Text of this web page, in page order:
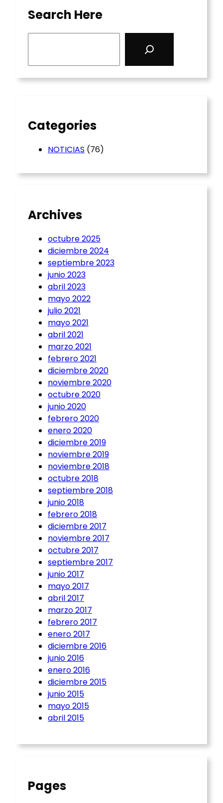
Search Here
Categories
NOTICIAS (76)
Archives
octubre 2025
diciembre 2024
septiembre 2023
junio 2023
abril 2023
mayo 2022
julio 2021
mayo 2021
abril 2021
marzo 2021
febrero 2021
diciembre 2020
noviembre 2020
octubre 2020
junio 2020
febrero 2020
enero 2020
diciembre 2019
noviembre 2019
noviembre 2018
octubre 2018
septiembre 2018
junio 2018
febrero 2018
diciembre 2017
noviembre 2017
octubre 2017
septiembre 2017
junio 2017
mayo 2017
abril 2017
marzo 2017
febrero 2017
enero 2017
diciembre 2016
junio 2016
enero 2016
diciembre 2015
junio 2015
mayo 2015
abril 2015
Pages